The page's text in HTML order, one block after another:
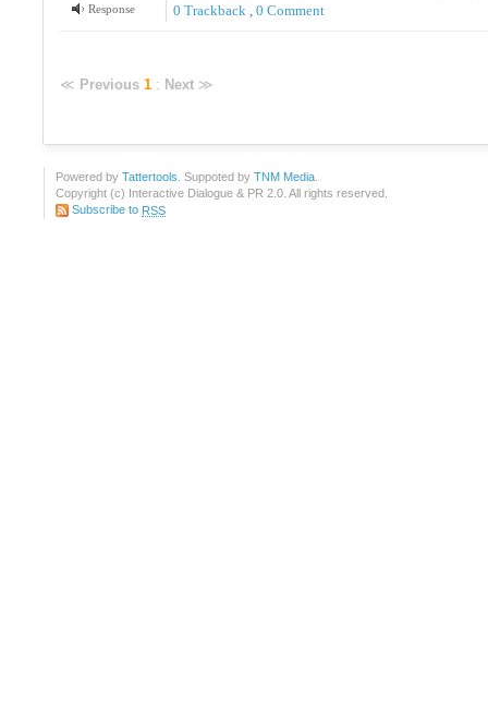
Response
0 Trackback 0 Comment
≪ Previous 1 : Next ≫
Powered by Tattertools . Suppoted by TNM Media
Copyright (c) Interactive Dialogue & PR 2.0. All rights reserved.
Subscribe to RSS